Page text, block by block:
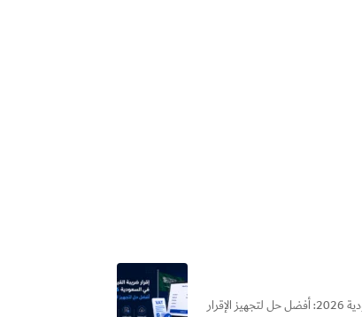
هل بتضيع وقتك كل فترة ضريبية في إعداد إقرار ضريبة القيمة المضافة؟ الحقيقة إن الأخطاء البسيطة في الإقرار ممكن تكلفك... إقرار ضريبة القيمة المضافة في السعودية 2026: أفضل حل لتجهيز الإقرار